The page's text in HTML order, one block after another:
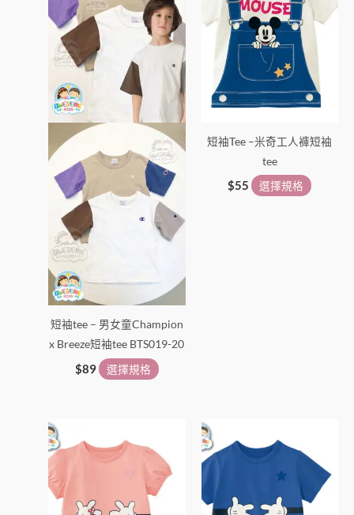
短袖tee – 男女童Champion
x Breeze短袖tee BTS019-20
$89 選擇規格
有
多
種
式。
在
產
品
頁
面
選
擇
項
短袖Tee –米奇工人褲短袖
tee
$55 選擇規格
多
種
式。
可
產
頁
品
有
品
有
多